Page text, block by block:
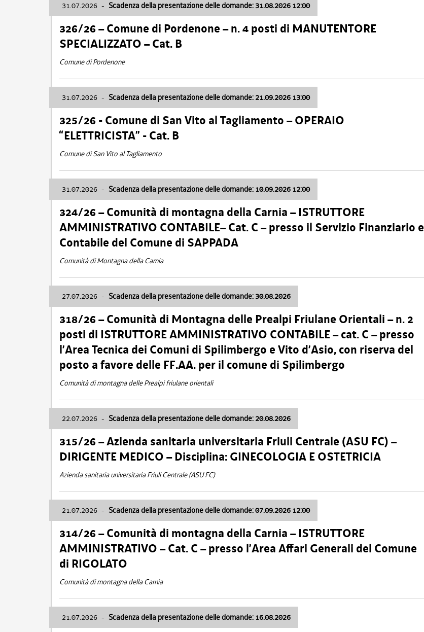
31.07.2026 - Scadenza della presentazione delle domande: 31.08.2026 12:00
326/26 – Comune di Pordenone – n. 4 posti di MANUTENTORE
SPECIALIZZATO – Cat. B
Comune di Pordenone
31.07.2026 - Scadenza della presentazione delle domande: 21.09.2026 13:00
325/26 - Comune di San Vito al Tagliamento – OPERAIO
“ELETTRICISTA” - Cat. B
Comune di San Vito al Tagliamento
31.07.2026 - Scadenza della presentazione delle domande: 10.09.2026 12:00
324/26 – Comunità di montagna della Carnia – ISTRUTTORE
AMMINISTRATIVO CONTABILE– Cat. C – presso il Servizio Finanziario e
Contabile del Comune di SAPPADA
Comunità di Montagna della Carnia
27.07.2026 - Scadenza della presentazione delle domande: 30.08.2026
318/26 – Comunità di Montagna delle Prealpi Friulane Orientali – n. 2
posti di ISTRUTTORE AMMINISTRATIVO CONTABILE – cat. C – presso
l’Area Tecnica dei Comuni di Spilimbergo e Vito d’Asio, con riserva del
posto a favore delle FF.AA. per il comune di Spilimbergo
Comunità di montagna delle Prealpi friulane orientali
22.07.2026 - Scadenza della presentazione delle domande: 20.08.2026
315/26 – Azienda sanitaria universitaria Friuli Centrale (ASU FC) –
DIRIGENTE MEDICO – Disciplina: GINECOLOGIA E OSTETRICIA
Azienda sanitaria universitaria Friuli Centrale (ASU FC)
21.07.2026 - Scadenza della presentazione delle domande: 07.09.2026 12:00
314/26 – Comunità di montagna della Carnia – ISTRUTTORE
AMMINISTRATIVO – Cat. C – presso l’Area Affari Generali del Comune
di RIGOLATO
Comunità di montagna della Carnia
21.07.2026 - Scadenza della presentazione delle domande: 16.08.2026